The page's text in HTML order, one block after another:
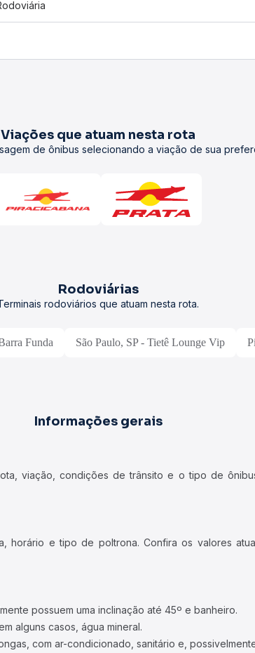
Viações que atuam nesta rota
de ônibus selecionando a viação de sua
Rodoviárias
rodoviários que atuam nesta rota.
Funda São Paulo, SP - Tietê Lounge Vip
Informações gerais
viação, condições de trânsito e o tipo de
horário e tipo de poltrona. Confira os valores
possuem uma inclinação até 45º e banheiro.
alguns casos, água mineral.
com ar-condicionado, sanitário e,